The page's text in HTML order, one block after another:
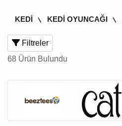
KEDİ KEDİ OYUNCAĞI
Filtreler
68 Ürün Bulundu